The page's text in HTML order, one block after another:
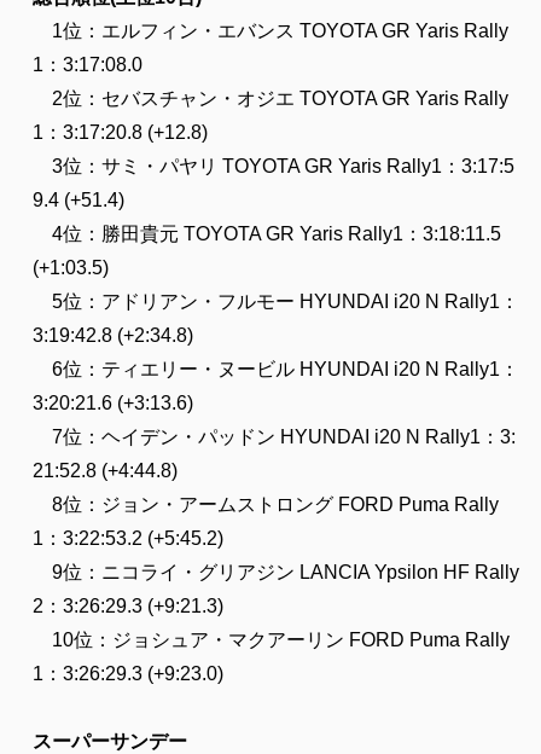
1位：エルフィン・エバンス TOYOTA GR Yaris Rally
1：3:17:08.0
2位：セバスチャン・オジエ TOYOTA GR Yaris Rally
1：3:17:20.8 (+12.8)
3位：サミ・パヤリ TOYOTA GR Yaris Rally1：3:17:5
9.4 (+51.4)
4位：勝田貴元 TOYOTA GR Yaris Rally1：3:18:11.5
(+1:03.5)
5位：アドリアン・フルモー HYUNDAI i20 N Rally1：
3:19:42.8 (+2:34.8)
6位：ティエリー・ヌービル HYUNDAI i20 N Rally1：
3:20:21.6 (+3:13.6)
7位：ヘイデン・パッドン HYUNDAI i20 N Rally1：3:
21:52.8 (+4:44.8)
8位：ジョン・アームストロング FORD Puma Rally
1：3:22:53.2 (+5:45.2)
9位：ニコライ・グリアジン LANCIA Ypsilon HF Rally
2：3:26:29.3 (+9:21.3)
10位：ジョシュア・マクアーリン FORD Puma Rally
1：3:26:29.3 (+9:23.0)
スーパーサンデー